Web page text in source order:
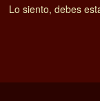
Lo siento, debes